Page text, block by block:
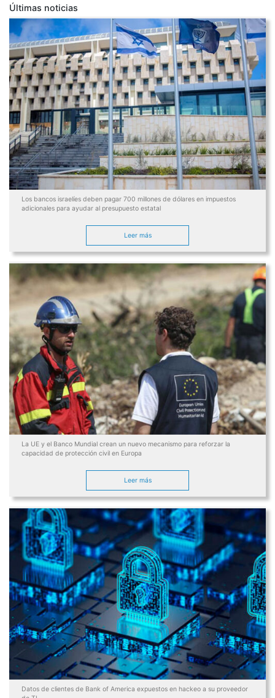
Últimas noticias
Los bancos israelíes deben pagar 700 millones de dólares en impuestos
adicionales para ayudar al presupuesto estatal
La UE y el Banco Mundial crean un nuevo mecanismo para reforzar la
capacidad de protección civil en Europa
Datos de clientes de Bank of America expuestos en hackeo a su proveedor